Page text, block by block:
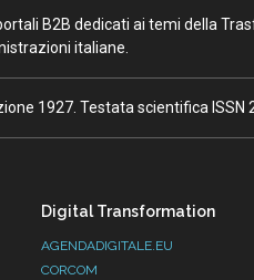
B2B dedicati ai temi della
italiane.
1927. Testata scientifica ISSN
Digital Transformation
AGENDADIGITALE.EU
CORCOM